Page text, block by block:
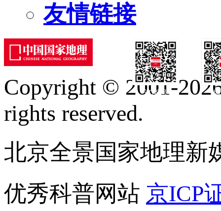
友情链接
订阅号
Copyright © 2001-
rights reserved.
北京全景国家地理新
优秀科普网站 京ICP